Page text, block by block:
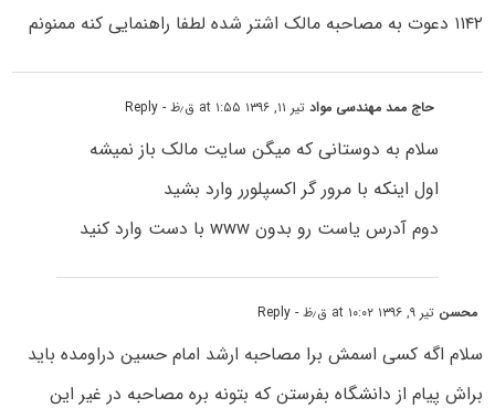
۱۱۴۲ دعوت به مصاحبه مالک اشتر شده لطفا راهنمایی کنه ممنونم
حاج ممد مهندسی موادتیر ۱۱, ۱۳۹۶ at ۱:۵۵ ق٫ظ - Reply
سلام به دوستانی که میگن سایت مالک باز نمیشه
اول اینکه با مرور گر اکسپلورر وارد بشید
دوم آدرس یاست رو بدون www با دست وارد کنید
محسن تیر ۹, ۱۳۹۶ at ۱۰:۰۲ ق٫ظ - Reply
سلام اگه کسی اسمش برا مصاحبه ارشد امام حسین دراومده باید
براش پیام از دانشگاه بفرستن که بتونه بره مصاحبه در غیر این